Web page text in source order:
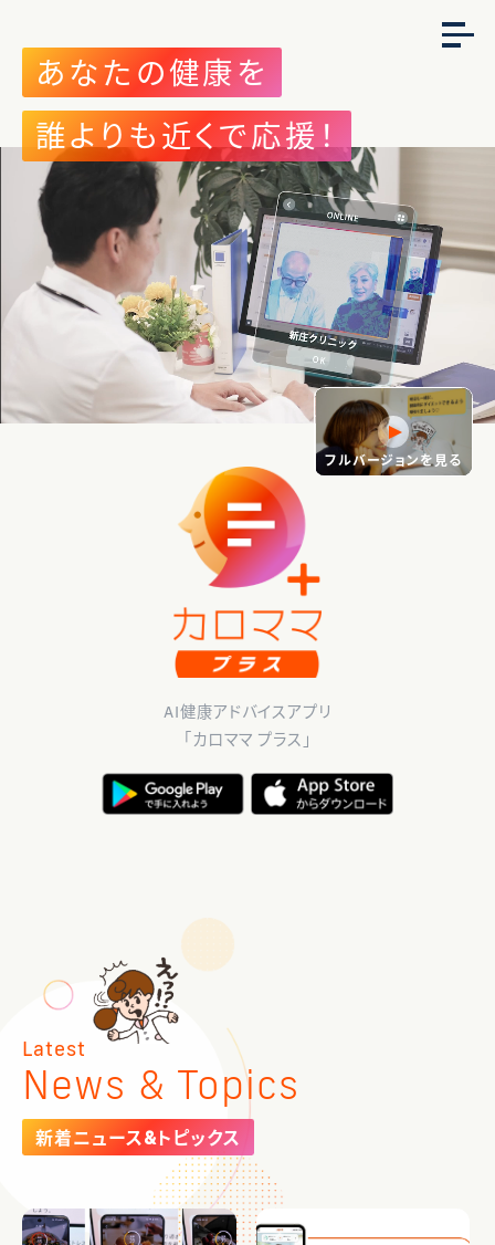
あなたの健康を
誰よりも近くで応援！
AI健康アドバイスアプリ
「カロママ プラス」
フルバージョンを見る
Latest
News & Topics
新着ニュース&トピックス